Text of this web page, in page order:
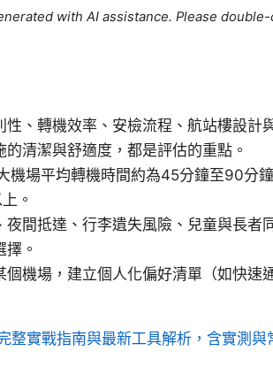
with AI assistance. Please
性、轉機效率、安檢流程、航站樓設計
清潔與舒適度，都是評估的重點。
機場平均轉機時間約為45分鐘至90分
。
夜間抵達、行李遺失風險、兒童與長者
。
個機場，建立個人化偏好清單（如快速
整實戰指南與最新工具解析，含實測與